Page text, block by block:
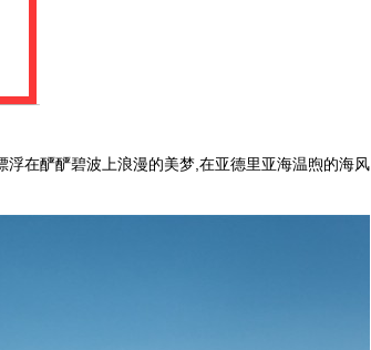
在酽酽碧波上浪漫的美梦,在亚德里亚海温煦的海风